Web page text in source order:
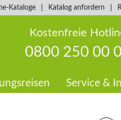
Kataloge Katalog anfordern
Kostenfreie
0800 250 00
Service &